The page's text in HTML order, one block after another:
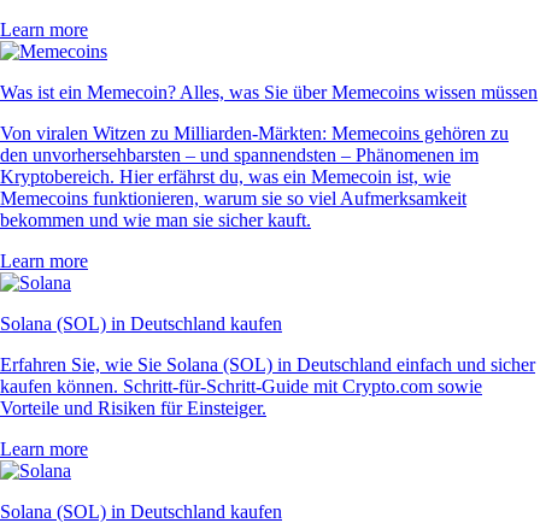
Learn more
Was ist ein Memecoin? Alles, was Sie über Memecoins wissen müssen
Von viralen Witzen zu Milliarden-Märkten: Memecoins gehören zu
den unvorhersehbarsten – und spannendsten – Phänomenen im
Kryptobereich. Hier erfährst du, was ein Memecoin ist, wie
Memecoins funktionieren, warum sie so viel Aufmerksamkeit
bekommen und wie man sie sicher kauft.
Learn more
Solana (SOL) in Deutschland kaufen
Erfahren Sie, wie Sie Solana (SOL) in Deutschland einfach und sicher
kaufen können. Schritt-für-Schritt-Guide mit Crypto.com sowie
Vorteile und Risiken für Einsteiger.
Learn more
Solana (SOL) in Deutschland kaufen